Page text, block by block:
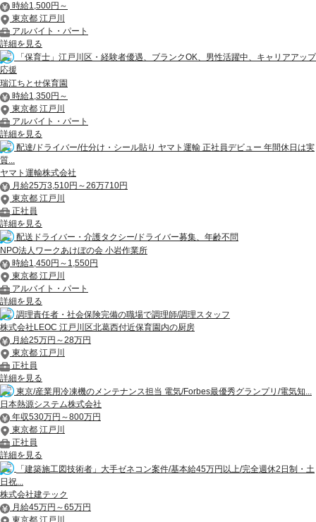
時給1,500円～
東京都 江戸川
アルバイト・パート
詳細を見る
「保育士」江戸川区・経験者優遇、ブランクOK、男性活躍中、キャリアアップ
応援
瑞江ちとせ保育園
時給1,350円～
東京都 江戸川
アルバイト・パート
詳細を見る
配達/ドライバー/仕分け・シール貼り ヤマト運輸 正社員デビュー 年間休日は実
質...
ヤマト運輸株式会社
月給25万3,510円～26万710円
東京都 江戸川
正社員
詳細を見る
配送ドライバー・介護タクシー/ドライバー募集、年齢不問
NPO法人ワークあけぼの会 小岩作業所
時給1,450円～1,550円
東京都 江戸川
アルバイト・パート
詳細を見る
調理責任者・社会保険完備の職場で調理師/調理スタッフ
株式会社LEOC 江戸川区北葛西付近保育園内の厨房
月給25万円～28万円
東京都 江戸川
正社員
詳細を見る
東京/産業用冷凍機のメンテナンス担当 電気/Forbes最優秀グランプリ/電気知...
日本熱源システム株式会社
年収530万円～800万円
東京都 江戸川
正社員
詳細を見る
「建築施工図技術者」大手ゼネコン案件/基本給45万円以上/完全週休2日制・土
日祝...
株式会社建テック
月給45万円～65万円
東京都 江戸川